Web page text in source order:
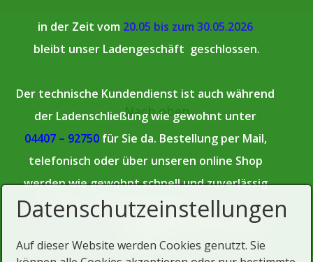
in der Zeit vom 20.05 bis zum 30.05.2026
bleibt unser Ladengeschäft geschlossen.
Der technische Kundendienst ist auch während
der Ladenschließung wie gewohnt unter
04407 – 92750 für Sie da. Bestellung per Mail,
telefonisch oder über unseren online Shop
werden wie gewohnt schnell und zuverlässig
geliefert oder können nachvorheriger
Terminabsprache im Ladengeschäft abgeholt
werden.
Nach oben
Datenschutzeinstellungen
Auf dieser Website werden Cookies genutzt. Sie